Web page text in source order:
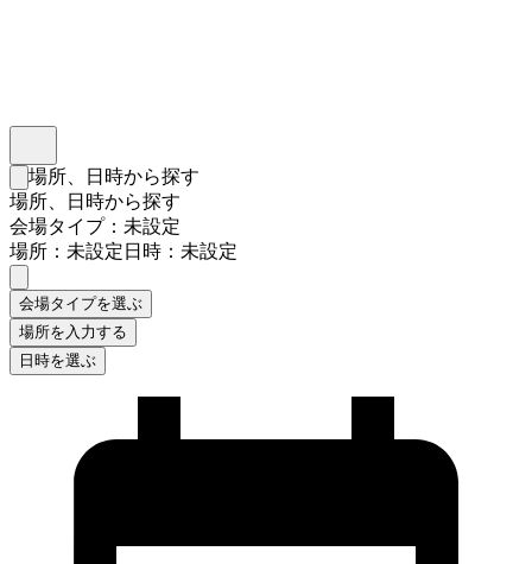
検索フォームを閉じる
場所、日時から探す
場所、日時から探す
会場タイプ：未設定
場所：未設定日時：未設定
会場タイプを選ぶ
場所を入力する
日時を選ぶ